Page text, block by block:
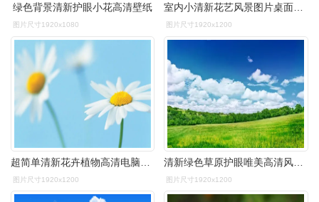
绿色背景清新护眼小花高清壁纸
图片尺寸1920x1080 图片尺寸1920x1200
图片尺寸1920x1200 图片尺寸1920x1200